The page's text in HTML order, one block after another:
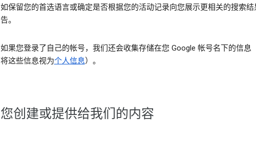
如保留您的首选语言或确定是否根据您的活动记录向您展示更相关的搜索结
告。
如果您登录了自己的帐号，我们还会收集存储在您 Google 帐号名下的信息
将这些信息视为个人信息）。
您创建或提供给我们的内容